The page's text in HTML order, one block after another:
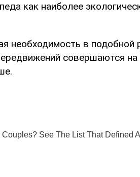
как наиболее
необходимость в подобной
совершаются на